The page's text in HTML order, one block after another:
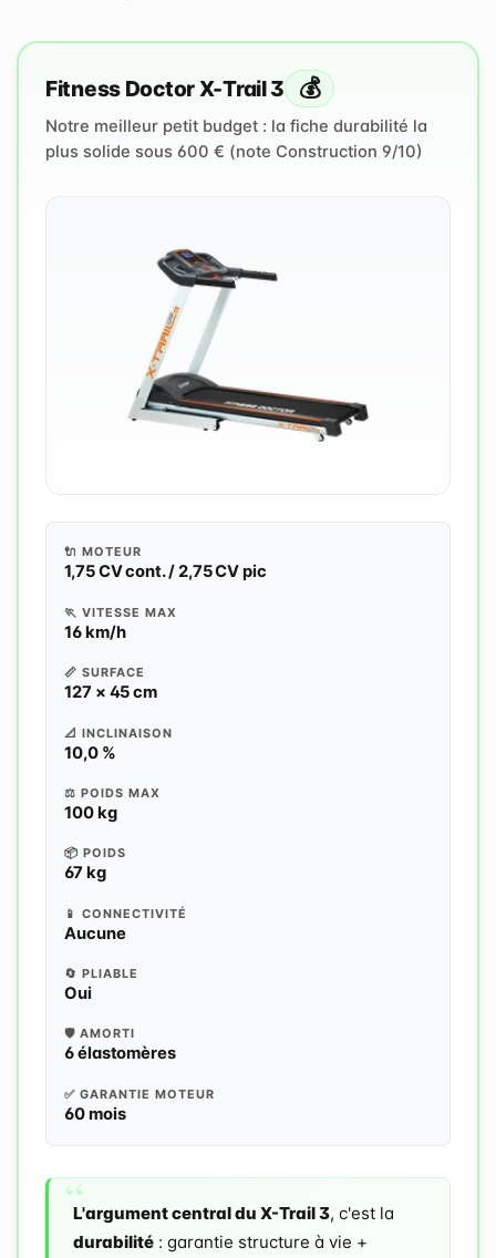
Fitness Doctor X-Trail 3 💰
Notre meilleur petit budget : la fiche durabilité la
plus solide sous 600 € (note Construction 9/10)
🔌 MOTEUR
1,75 CV cont. / 2,75 CV pic
🏃 VITESSE MAX
16 km/h
📏 SURFACE
127 × 45 cm
📐 INCLINAISON
10,0 %
⚖️ POIDS MAX
100 kg
📦 POIDS
67 kg
📱 CONNECTIVITÉ
Aucune
🔄 PLIABLE
Oui
🛡️ AMORTI
6 élastomères
✅ GARANTIE MOTEUR
60 mois
L'argument central du X-Trail 3, c'est la
durabilité: garantie structure à vie +